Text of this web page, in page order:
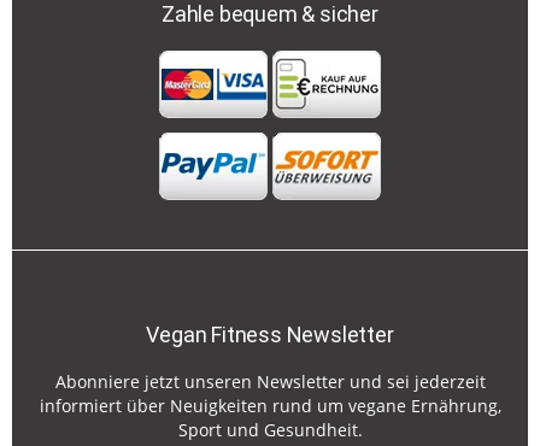
Zahle bequem & sicher
Vegan Fitness Newsletter
Abonniere jetzt unseren Newsletter und sei jederzeit
informiert über Neuigkeiten rund um vegane Ernährung,
Sport und Gesundheit.